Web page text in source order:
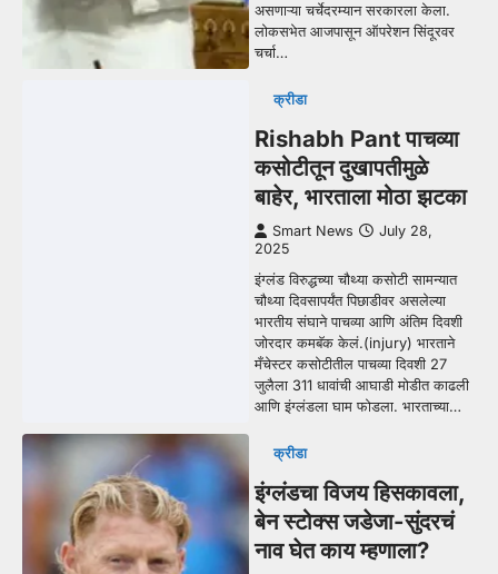
असणाऱ्या चर्चेदरम्यान सरकारला केला.
लोकसभेत आजपासून ऑपरेशन सिंदूरवर
चर्चा…
क्रीडा
Rishabh Pant पाचव्या
कसोटीतून दुखापतीमुळे
बाहेर, भारताला मोठा झटका
Smart News
July 28,
2025
इंग्लंड विरुद्धच्या चौथ्या कसोटी सामन्यात
चौथ्या दिवसापर्यंत पिछाडीवर असलेल्या
भारतीय संघाने पाचव्या आणि अंतिम दिवशी
जोरदार कमबॅक केलं.(injury) भारताने
मँचेस्टर कसोटीतील पाचव्या दिवशी 27
जुलैला 311 धावांची आघाडी मोडीत काढली
आणि इंग्लंडला घाम फोडला. भारताच्या…
क्रीडा
इंग्लंडचा विजय हिसकावला,
बेन स्टोक्स जडेजा-सुंदरचं
नाव घेत काय म्हणाला?